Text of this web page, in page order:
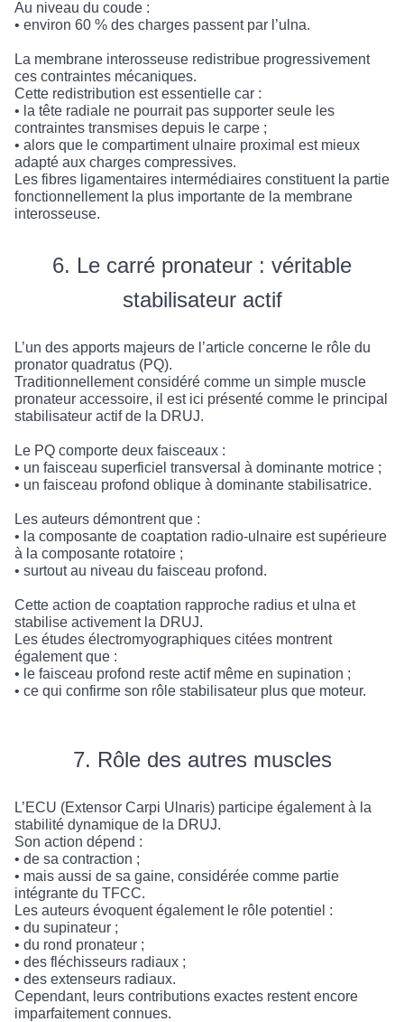
Au niveau du coude :
• environ 60 % des charges passent par l’ulna.
La membrane interosseuse redistribue progressivement
ces contraintes mécaniques.
Cette redistribution est essentielle car :
• la tête radiale ne pourrait pas supporter seule les
contraintes transmises depuis le carpe ;
• alors que le compartiment ulnaire proximal est mieux
adapté aux charges compressives.
Les fibres ligamentaires intermédiaires constituent la partie
fonctionnellement la plus importante de la membrane
interosseuse.
6. Le carré pronateur : véritable
stabilisateur actif
L’un des apports majeurs de l’article concerne le rôle du
pronator quadratus (PQ).
Traditionnellement considéré comme un simple muscle
pronateur accessoire, il est ici présenté comme le principal
stabilisateur actif de la DRUJ.
Le PQ comporte deux faisceaux :
• un faisceau superficiel transversal à dominante motrice ;
• un faisceau profond oblique à dominante stabilisatrice.
Les auteurs démontrent que :
• la composante de coaptation radio-ulnaire est supérieure
à la composante rotatoire ;
• surtout au niveau du faisceau profond.
Cette action de coaptation rapproche radius et ulna et
stabilise activement la DRUJ.
Les études électromyographiques citées montrent
également que :
• le faisceau profond reste actif même en supination ;
• ce qui confirme son rôle stabilisateur plus que moteur.
7. Rôle des autres muscles
L’ECU (Extensor Carpi Ulnaris) participe également à la
stabilité dynamique de la DRUJ.
Son action dépend :
• de sa contraction ;
• mais aussi de sa gaine, considérée comme partie
intégrante du TFCC.
Les auteurs évoquent également le rôle potentiel :
• du supinateur ;
• du rond pronateur ;
• des fléchisseurs radiaux ;
• des extenseurs radiaux.
Cependant, leurs contributions exactes restent encore
imparfaitement connues.